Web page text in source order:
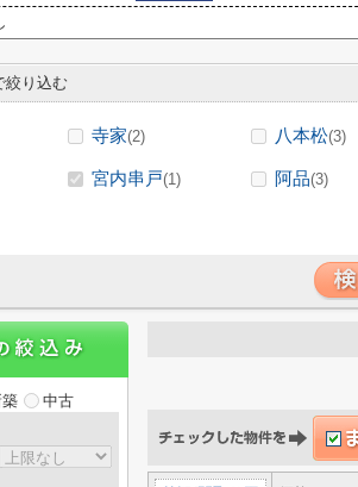
り込む
寺家(2) 八本松(3)
宮内串戸(1) 阿品(3)
築
中古